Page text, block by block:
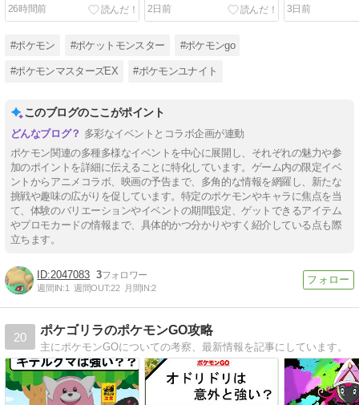
26時間前 2日前 3日前
#ポケモン #ポケットモンスター #ポケモンgo
#ポケモンマスターズEX #ポケモンユナイト
このブログのここがポイント
多彩なイベントとコラボ企画が連動
ポケモン関連の多種多様なイベントを中心に展開し、それぞれの魅力や参
加のポイントを詳細に伝えることに特化しています。ゲーム内の限定イベ
ントからアニメコラボ、映画の予告まで、多角的な情報を網羅し、新たな
挑戦や趣味の広がりを促しています。特定のポケモンやキャラに焦点を当
て、体験のバリエーションやイベントの期間設定、ゲットできるアイテム
やプロモカードの情報まで、具体的かつ分かりやすく紹介している点も際
立ちます。
2047083 3
週間IN:1 週間OUT:22 月間IN:2
20
ポケゴリラのポケモンGO攻略
主にポケモンGOについての考察、最新情報を記事にしています。